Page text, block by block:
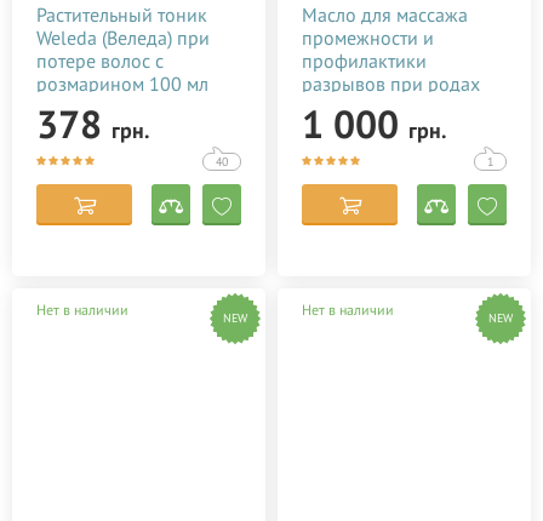
Растительный тоник
Weleda (Веледа) при
потере волос с
розмарином 100 мл
378 грн.
40
Масло для массажа
промежности и
профилактики
разрывов при родах
Baby Teva Peri Oil 100
мл
1 000 грн.
1
Нет в наличии NEW Нет в наличии NEW